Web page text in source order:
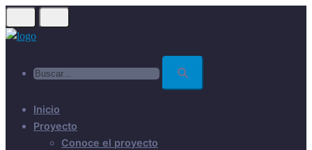
Skip
to
Inicio
Proyecto
Conoce el proyecto